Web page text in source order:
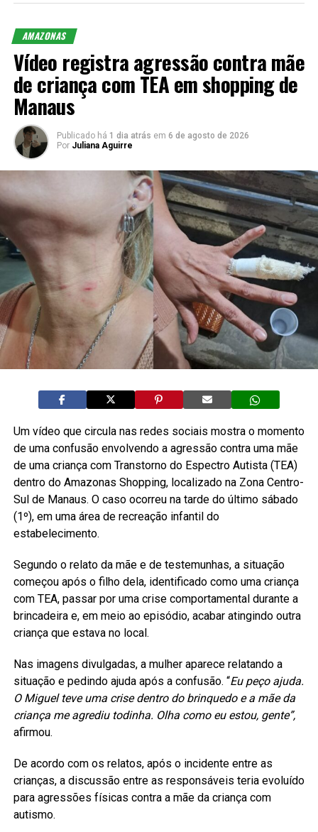
AMAZONAS
Vídeo registra agressão contra mãe
de criança com TEA em shopping de
Manaus
Publicado há 1 dia atrás em 6 de agosto de 2026
Por Juliana Aguirre
Um vídeo que circula nas redes sociais mostra o momento
de uma confusão envolvendo a agressão contra uma mãe
de uma criança com Transtorno do Espectro Autista (TEA)
dentro do Amazonas Shopping, localizado na Zona Centro-
Sul de Manaus. O caso ocorreu na tarde do último sábado
(1º), em uma área de recreação infantil do
estabelecimento.
Segundo o relato da mãe e de testemunhas, a situação
começou após o filho dela, identificado como uma criança
com TEA, passar por uma crise comportamental durante a
brincadeira e, em meio ao episódio, acabar atingindo outra
criança que estava no local.
Nas imagens divulgadas, a mulher aparece relatando a
situação e pedindo ajuda após a confusão. “Eu peço ajuda.
O Miguel teve uma crise dentro do brinquedo e a mãe da
criança me agrediu todinha. Olha como eu estou, gente”,
afirmou.
De acordo com os relatos, após o incidente entre as
crianças, a discussão entre as responsáveis teria evoluído
para agressões físicas contra a mãe da criança com
autismo.